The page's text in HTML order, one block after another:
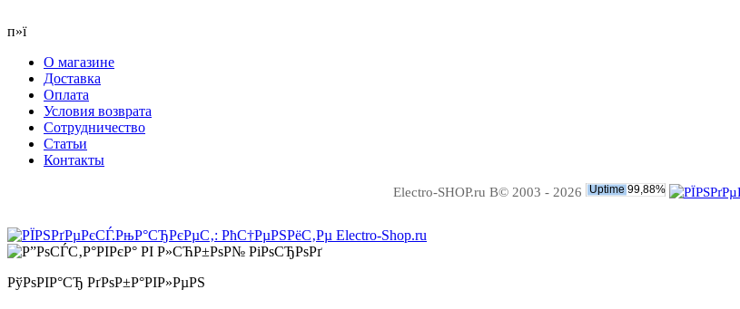
п»ї
О магазине
Доставка
Оплата
Условия возврата
Сотрудничество
Статьи
Контакты
Electro-SHOP.ru В© 2003 - 2026
РўРѕРІР°СЂ РґРѕР±Р°РІР»РµРЅ